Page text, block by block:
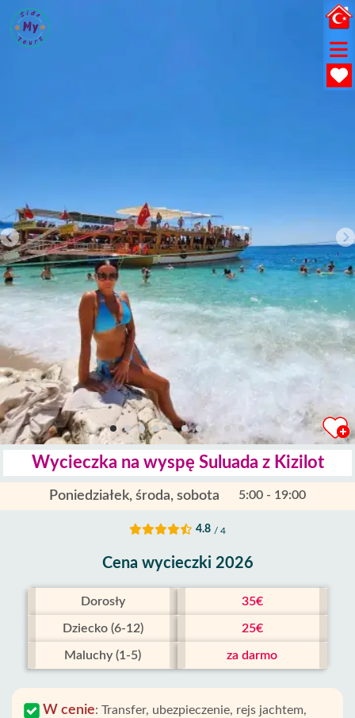
Wycieczka na wyspę Suluada z Kizilot
Poniedziałek, środa, sobota 5:00 - 19:00
4.8 / 4
Cena wycieczki 2026
Dorosły 35€
Dziecko (6-12) 25€
Maluchy (1-5) za darmo
W cenie: Transfer, ubezpieczenie, rejs jachtem,